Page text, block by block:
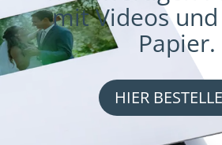
mit Videos
Papier.
HIER